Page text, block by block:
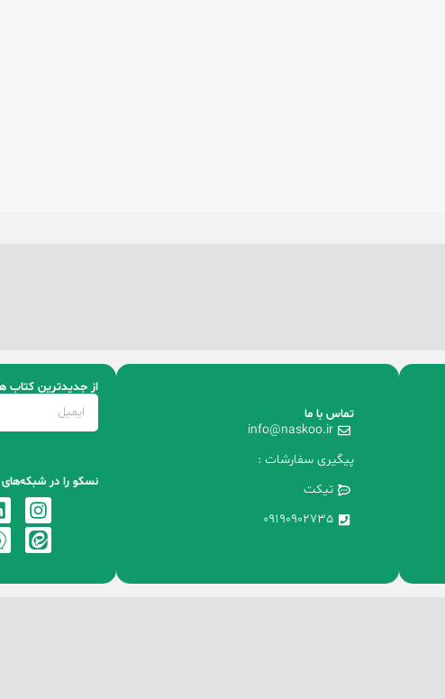
تماس با ما
info@naskoo.ir
پیگیری سفارشات :
تیکت
09190902735
از جدیدترین کتاب‌
نسکو را در شبکه‌های